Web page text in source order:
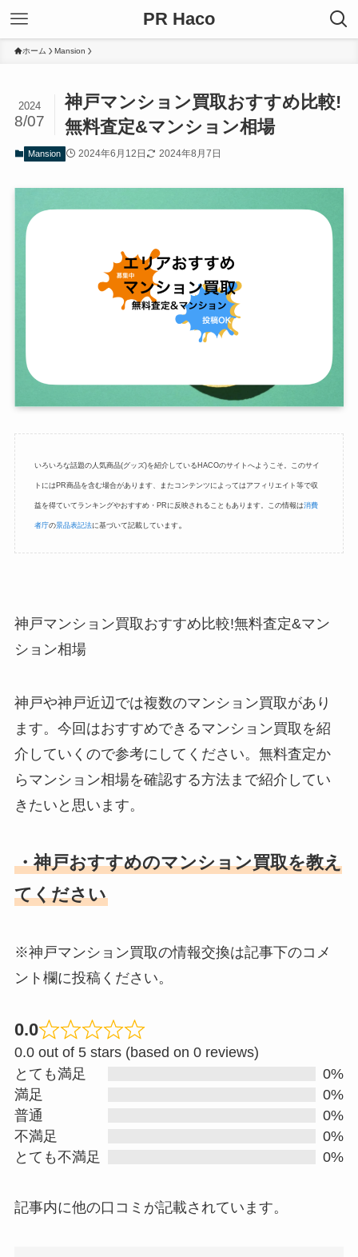
PR Haco
ホーム Mansion
神戸マンション買取おすすめ比較!
無料査定&マンション相場
2024
8/07
Mansion 2024年6月12日 2024年8月7日
いろいろな話題の人気商品(グッズ)を紹介しているHACOのサイトへようこそ。このサイ
トにはPR商品を含む場合があります、またコンテンツによってはアフィリエイト等で収
益を得ていてランキングやおすすめ・PRに反映されることもあります。この情報は消費
者庁の景品表記法に基づいて記載しています 。
神戸マンション買取おすすめ比較!無料査定&マン
ション相場
神戸や神戸近辺では複数のマンション買取があり
ます。今回はおすすめできるマンション買取を紹
介していくので参考にしてください。無料査定か
らマンション相場を確認する方法まで紹介してい
きたいと思います。
・神戸おすすめのマンション買取を教え
てください
※神戸マンション買取の情報交換は記事下のコメ
ント欄に投稿ください。
0.0
R
0
0.0 out of 5 stars (based on 0 reviews)
とても満足
0%
満足
0%
普通
0%
不満足
0%
とても不満足
0%
記事内に他の口コミが記載されています。